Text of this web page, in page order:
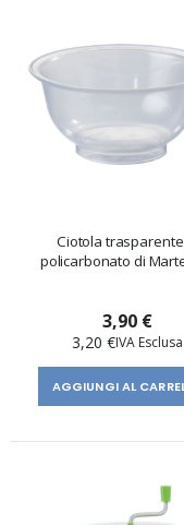
Ciotola
policarbonato di
3,90 €
3,20 €
AGGIUNGI AL